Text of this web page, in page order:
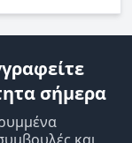
σήμερα